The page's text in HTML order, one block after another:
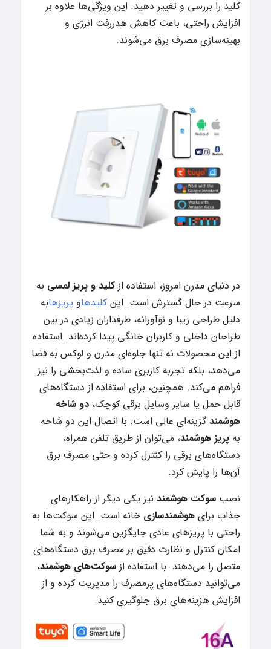
کلید را بررسی و تغییر دهید. این ویژگی‌ها علاوه بر
افزایش راحتی، باعث کاهش هدررفت انرژی و
بهینه‌سازی مصرف برق می‌شوند.
در دنیای مدرن امروز، استفاده از کلید و پریز لمسی به
سرعت در حال گسترش است. این کلیدهاو پریزهابه
دلیل طراحی زیبا و نوآورانه، طرفداران زیادی در بین
طراحان داخلی و کاربران خانگی پیدا کرده‌اند. استفاده
از این محصولات نه تنها جلوه‌ای مدرن و لوکس به فضا
می‌دهد، بلکه تجربه کاربری ساده و لذت‌بخشی را نیز
فراهم می‌کند. همچنین، برای استفاده از دستگاه‌های
قابل حمل یا سایر وسایل برقی کوچک، دو شاخه
هوشمندگزینه‌ای عالی است. با اتصال این دو شاخه
به پریز هوشمند، می‌توان از طریق تلفن همراه،
دستگاه‌های برقی را کنترل کرده و حتی مصرف برق
آن‌ها را پایش کرد.
نصب سوکت هوشمند نیز یکی دیگر از راهکارهای
جذاب برای هوشمندسازی خانه است. این سوکت‌ها به
راحتی با پریزهای عادی جایگزین می‌شوند و به شما
امکان کنترل و نظارت دقیق بر مصرف برق دستگاه‌های
متصل را می‌دهند. با استفاده از سوکت‌های هوشمند،
می‌توانید دستگاه‌های پرمصرف را مدیریت کرده و از
افزایش هزینه‌های برق جلوگیری کنید.